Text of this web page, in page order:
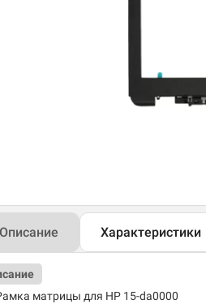
Описание Характеристики
матрицы для HP 15-da0000